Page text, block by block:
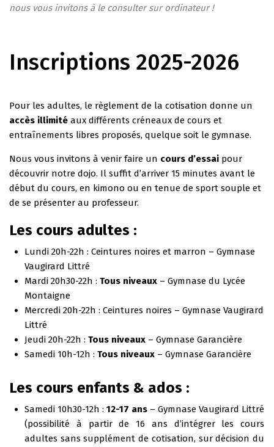
nous vous invitons à le consulter sur ordinateur !
Inscriptions 2025-2026
Pour les adultes, le règlement de la cotisation donne un
accès illimité aux différents créneaux de cours et
entraînements libres proposés, quelque soit le gymnase.
Nous vous invitons à venir faire un cours d’essai pour
découvrir notre dojo. Il suffit d’arriver 15 minutes avant le
début du cours, en kimono ou en tenue de sport souple et
de se présenter au professeur.
Les cours adultes :
Lundi 20h-22h : Ceintures noires et marron – Gymnase
Vaugirard Littré
Mardi 20h30-22h : Tous niveaux – Gymnase du Lycée
Montaigne
Mercredi 20h-22h : Ceintures noires – Gymnase Vaugirard
Littré
Jeudi 20h-22h : Tous niveaux – Gymnase Garancière
Samedi 10h-12h : Tous niveaux – Gymnase Garancière
Les cours enfants & ados :
Samedi 10h30-12h : 12-17 ans – Gymnase Vaugirard Littré
(possibilité à partir de 16 ans d’intégrer les cours
adultes sans supplément de cotisation, sur décision du